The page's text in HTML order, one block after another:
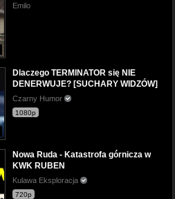
Emilo
Dlaczego TERMINATOR się NIE
DENERWUJE? [SUCHARY WIDZÓW]
Czarny Humor
1080p
Nowa Ruda - Katastrofa górnicza w
KWK RUBEN
Kulawa Eksploracja
720p